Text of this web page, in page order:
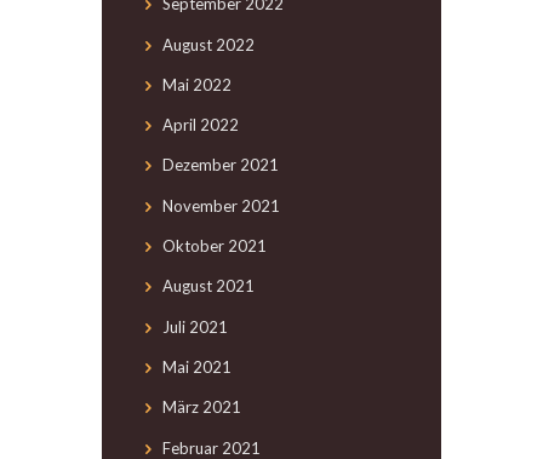
September 2022
August 2022
Mai 2022
April 2022
Dezember 2021
November 2021
Oktober 2021
August 2021
Juli 2021
Mai 2021
März 2021
Februar 2021